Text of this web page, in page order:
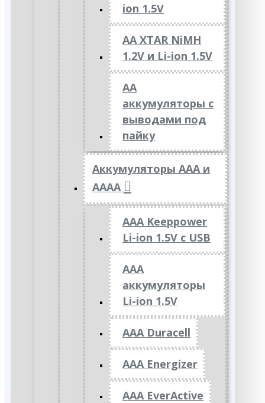
ion 1.5V
AA XTAR NiMH
1.2V и Li-ion 1.5V
АА
аккумуляторы с
выводами под
пайку
Аккумуляторы ААА и
АААА
AAA Keeppower
Li-ion 1.5V с USB
ААА
аккумуляторы
Li-ion 1.5V
AAA Duracell
AAA Energizer
AAA EverActive